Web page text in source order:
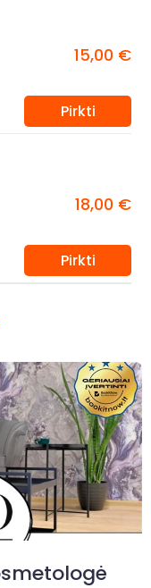
15,00 €
Pirkti
18,00 €
Pirkti